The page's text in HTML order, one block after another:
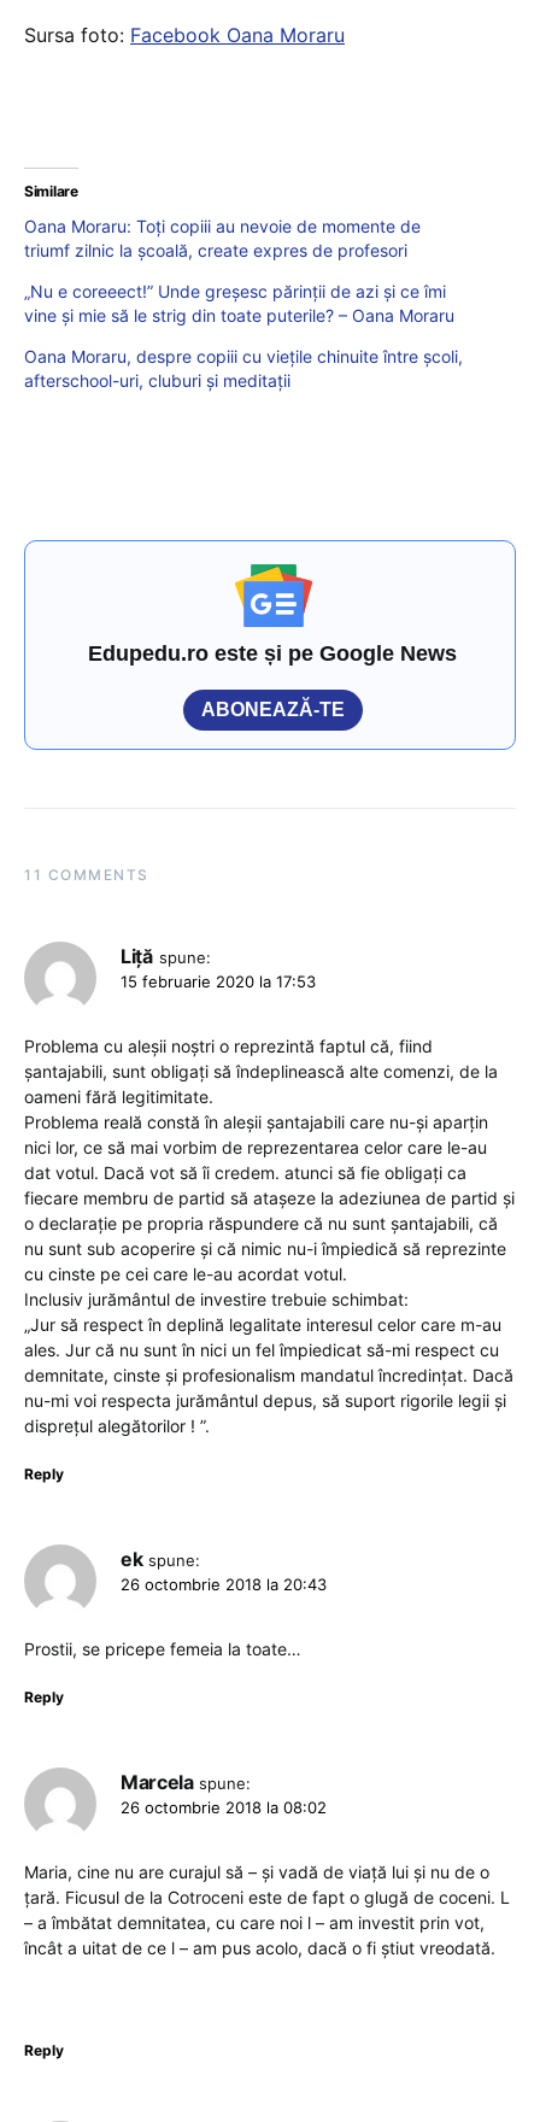
Sursa foto: Facebook Oana Moraru
Similare
Oana Moraru: Toți copiii au nevoie de momente de
triumf zilnic la școală, create expres de profesori
„Nu e coreeect!” Unde greşesc părinții de azi şi ce îmi
vine şi mie să le strig din toate puterile? – Oana Moraru
Oana Moraru, despre copiii cu viețile chinuite între școli,
afterschool-uri, cluburi și meditații
Edupedu.ro este și pe Google News
ABONEAZĂ-TE
11 COMMENTS
Liță spune:
15 februarie 2020 la 17:53
Problema cu aleșii noștri o reprezintă faptul că, fiind
șantajabili, sunt obligați să îndeplinească alte comenzi, de la
oameni fără legitimitate.
Problema reală constă în aleșii șantajabili care nu-și aparțin
nici lor, ce să mai vorbim de reprezentarea celor care le-au
dat votul. Dacă vot să îi credem. atunci să fie obligați ca
fiecare membru de partid să atașeze la adeziunea de partid și
o declarație pe propria răspundere că nu sunt șantajabili, că
nu sunt sub acoperire și că nimic nu-i împiedică să reprezinte
cu cinste pe cei care le-au acordat votul.
Inclusiv jurământul de investire trebuie schimbat:
„Jur să respect în deplină legalitate interesul celor care m-au
ales. Jur că nu sunt în nici un fel împiedicat să-mi respect cu
demnitate, cinste și profesionalism mandatul încredințat. Dacă
nu-mi voi respecta jurământul depus, să suport rigorile legii și
disprețul alegătorilor ! ”.
Reply
ek spune:
26 octombrie 2018 la 20:43
Prostii, se pricepe femeia la toate…
Reply
Marcela spune:
26 octombrie 2018 la 08:02
Maria, cine nu are curajul să – și vadă de viață lui și nu de o
țară. Ficusul de la Cotroceni este de fapt o glugă de coceni. L
– a îmbătat demnitatea, cu care noi l – am investit prin vot,
încât a uitat de ce l – am pus acolo, dacă o fi știut vreodată.
Reply